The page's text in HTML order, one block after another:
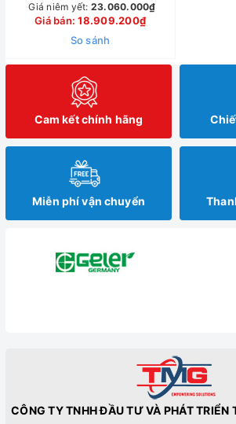
Giá niêm yết: 23.060.000₫
Giá bán:18.909.200₫
So sánh
Cam kết chính hãng
Miễn phí vận chuyển
CÔNG TY TNHH ĐẦU TƯ VÀ PHÁT TRIỂN